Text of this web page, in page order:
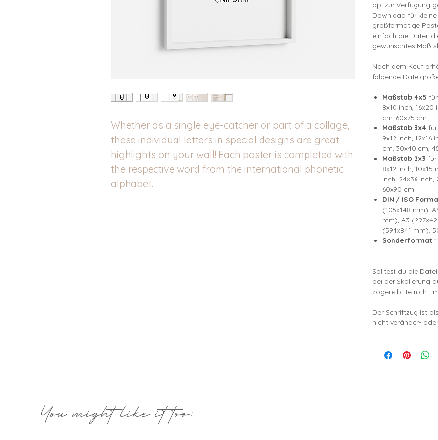
Whether as a single eye-catcher or part of a collage,
these individual letters in special designs are great
highlights on your wall! Each poster is completed with
the respective word from the international phonetic
alphabet.
dpi zur Verfügung
Download für
großformatige
einfach die Datei,
gewünschtes Maß
Nach dem Kauf
folgende
Maßstab 4x5
8x10 inch,
cm, 60x75 cm
Maßstab 3x4 für
9x12 inch, 12x16
cm, 30x40 cm,
Maßstab 2x3 für
8x12 inch, 10x15
inch, 24x36
60x90 cm
DIN / ISO
(105x148 mm),
mm), A3
(594x841 mm),
Sonderformat
Solltest du die
bei der Skalierung
zögere bitte nicht,
Der Schriftzug ist
nicht veränder-
You might like it too: